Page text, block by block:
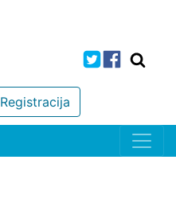
Registracija